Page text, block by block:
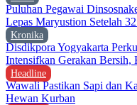
Puluhan Pegawai
Lepas Maryustion Setelah
Kronika
Disdikpora Yogyakarta
Intensifkan Gerakan Bersih,
Headline
Wawali Pastikan Sapi dan
Hewan Kurban